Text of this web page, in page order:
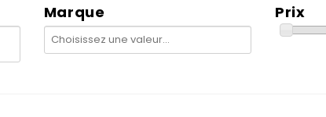
Marque Prix